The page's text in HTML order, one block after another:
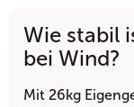
3×3
Wie stabil
bei Wind?
Mit 26kg